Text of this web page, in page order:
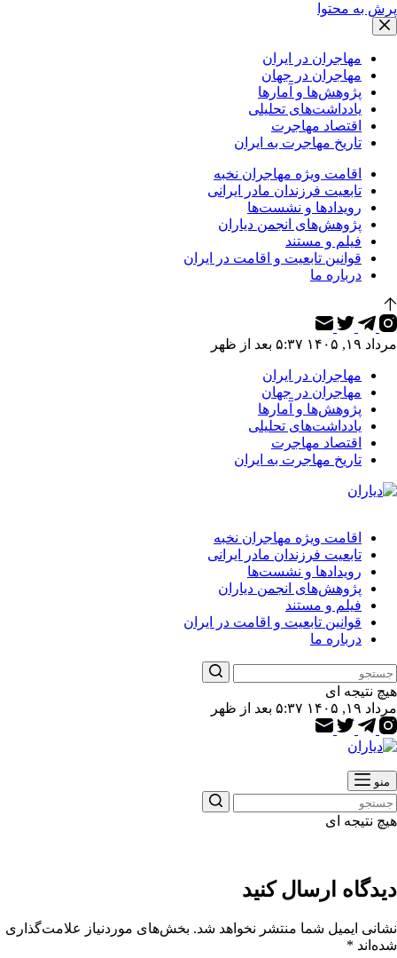
پرش به محتوا
مهاجران در ایران
مهاجران در جهان
پژوهش‌ها و آمارها
یادداشت‌های تحلیلی
اقتصاد مهاجرت
تاریخ مهاجرت به ایران
اقامت ویژه مهاجران نخبه
تابعیت فرزندان مادر ایرانی
رویدادها و نشست‌ها
پژوهش‌های انجمن دیاران
فیلم و مستند
قوانین تابعیت و اقامت در ایران
درباره ما
مرداد ۱۹, ۱۴۰۵ ۵:۳۷ بعد از ظهر
مهاجران در ایران
مهاجران در جهان
پژوهش‌ها و آمارها
یادداشت‌های تحلیلی
اقتصاد مهاجرت
تاریخ مهاجرت به ایران
اقامت ویژه مهاجران نخبه
تابعیت فرزندان مادر ایرانی
رویدادها و نشست‌ها
پژوهش‌های انجمن دیاران
فیلم و مستند
قوانین تابعیت و اقامت در ایران
درباره ما
هیچ نتیجه ای
مرداد ۱۹, ۱۴۰۵ ۵:۳۷ بعد از ظهر
منو
هیچ نتیجه ای
دیدگاه ارسال کنید
نشانی ایمیل شما منتشر نخواهد شد. بخش‌های موردنیاز علامت‌گذاری
شده‌اند *